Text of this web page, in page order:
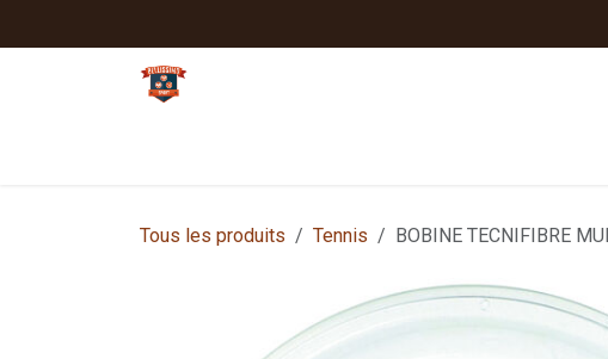
Tous les produits Tennis BOBINE TECNIFIBRE